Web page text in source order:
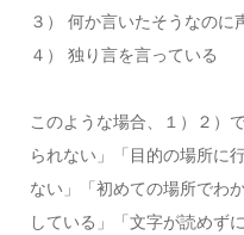
３） 何か言いたそうなのに
４） 独り言を言っている
このような場合、１）２）
られない」「目的の場所に
ない」「初めての場所でわ
している」「文字が読めず